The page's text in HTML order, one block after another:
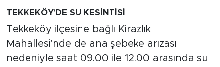
TEKKEKÖY'DE SU KESİNTİSİ
Tekkeköy ilçesine bağlı Kirazlık
Mahallesi'nde de ana şebeke arızası
nedeniyle saat 09.00 ile 12.00 arasında su